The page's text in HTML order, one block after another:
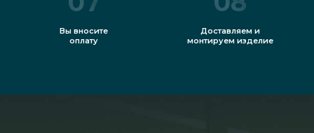
Вы вносите
оплату
Доставляем и
монтируем изделие